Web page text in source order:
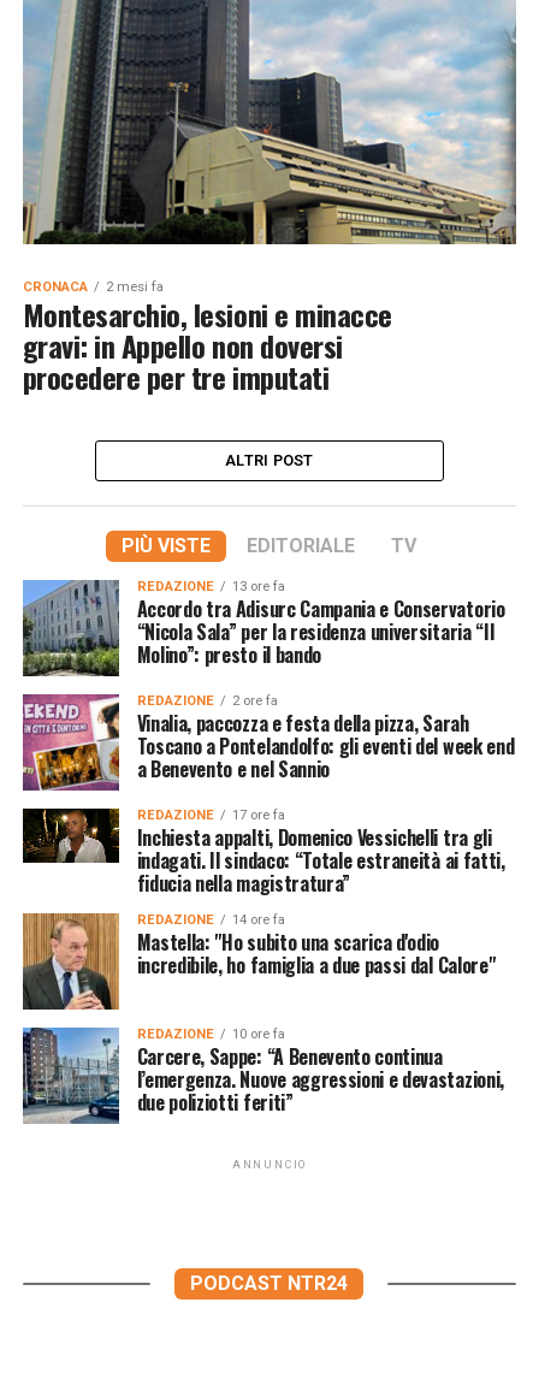
CRONACA 2 mesi fa
Montesarchio, lesioni e minacce
gravi: in Appello non doversi
procedere per tre imputati
ALTRI POST
PIÙ VISTE EDITORIALE TV
REDAZIONE 13 ore fa
Accordo tra Adisurc Campania e Conservatorio
“Nicola Sala” per la residenza universitaria “Il
Molino”: presto il bando
REDAZIONE 2 ore fa
Vinalia, paccozza e festa della pizza, Sarah
Toscano a Pontelandolfo: gli eventi del week end
a Benevento e nel Sannio
REDAZIONE 17 ore fa
Inchiesta appalti, Domenico Vessichelli tra gli
indagati. Il sindaco: “Totale estraneità ai fatti,
fiducia nella magistratura”
REDAZIONE 14 ore fa
Mastella: "Ho subito una scarica d'odio
incredibile, ho famiglia a due passi dal Calore"
REDAZIONE 10 ore fa
Carcere, Sappe: “A Benevento continua
l’emergenza. Nuove aggressioni e devastazioni,
due poliziotti feriti”
ANNUNCIO
PODCAST NTR24